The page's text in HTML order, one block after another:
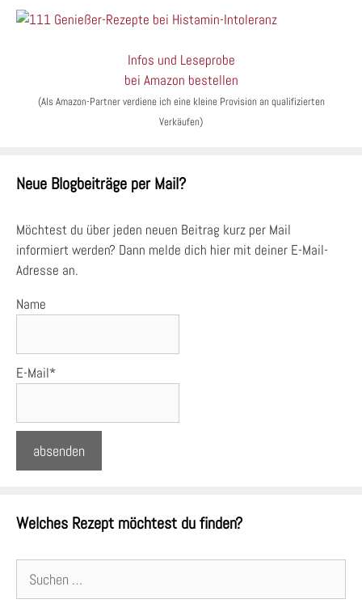
Infos und Leseprobe
bei Amazon bestellen
(Als Amazon-Partner verdiene ich eine kleine Provision an qualifizierten
Verkäufen)
Neue Blogbeiträge per Mail?
Möchtest du über jeden neuen Beitrag kurz per Mail
informiert werden? Dann melde dich hier mit deiner E-Mail-
Adresse an.
Name
E-Mail*
Welches Rezept möchtest du finden?
nach: